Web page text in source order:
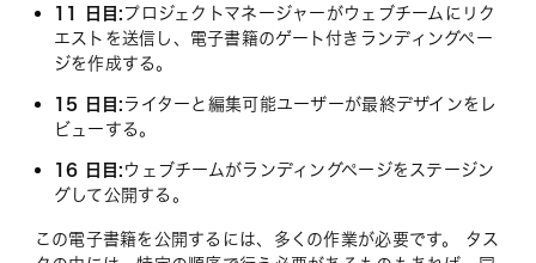
11 日目: プロジェクトマネージャーがウェブチームにリク
エストを送信し、電子書籍のゲート付きランディングペー
ジを作成する。
15 日目: ライターと編集可能ユーザーが最終デザインをレ
ビューする。
16 日目: ウェブチームがランディングページをステージン
グして公開する。
この電子書籍を公開するには、多くの作業が必要です。 タス